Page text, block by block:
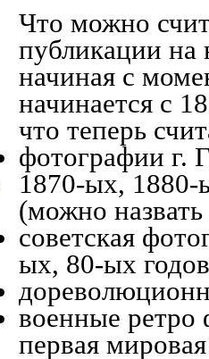
Что можно
публикации
начиная c
начинается с
что теперь
фотографии г.
1870-ых, 1880-
(можно
советская
ых, 80-ых
военные ретро
первая